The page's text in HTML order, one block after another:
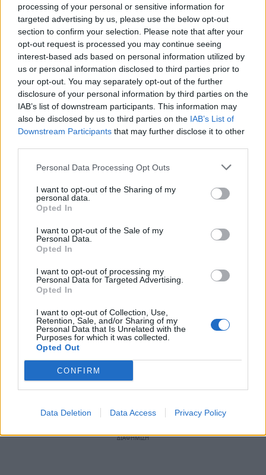
processing of your personal or sensitive information for
targeted advertising by us, please use the below opt-out
section to confirm your selection. Please note that after your
opt-out request is processed you may continue seeing
interest-based ads based on personal information utilized by
us or personal information disclosed to third parties prior to
your opt-out. You may separately opt-out of the further
disclosure of your personal information by third parties on the
IAB’s list of downstream participants. This information may
also be disclosed by us to third parties on the IAB’s List of
Downstream Participants that may further disclose it to other
Personal Data Processing Opt Outs
I want to opt-out of the Sharing of my
personal data.
Opted In
I want to opt-out of the Sale of my
Personal Data.
Opted In
I want to opt-out of processing my
Personal Data for Targeted Advertising.
Opted In
I want to opt-out of Collection, Use,
Retention, Sale, and/or Sharing of my
Personal Data that Is Unrelated with the
Purposes for which it was collected.
Opted Out
CONFIRM
Data Deletion Data Access Privacy Policy
εκτελέστηκαν τέσσερα αδέλφια.
Μιλούν στην κάμερα Σπαρτιάτες που ζουν
ακόμα ανάμεσά μας αλλά και συμπολίτες που
έχουν φύγει έχοντας κάνει το ελάχιστο έναντι
των 118. Θυμήθηκαν και μίλησαν.
Παναγιώτης Κεχαγιάς, Γιώργος Μαύρακας, Νίκος
Γιατράκος, Γιώργος Σαϊνόπουλος, Κων/νος
Κοκκομάλης, Δημητρούλα Τσακωνάτου, Αννυ
Καρβούνη Ρηγοπούλου, Αριστείδης Τζιβανόπουλος.